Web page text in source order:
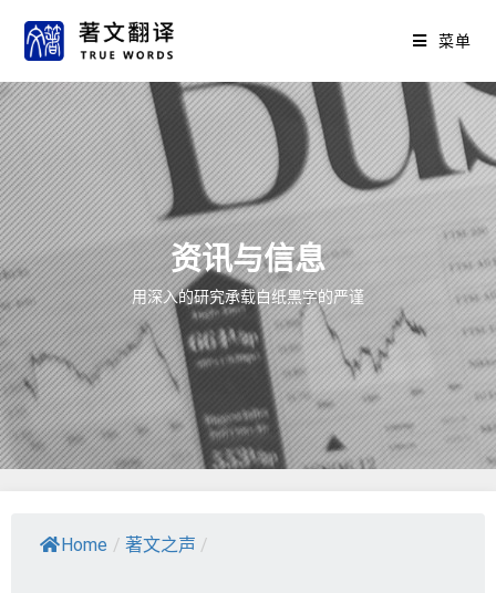
菜单
资讯与信息
用深入的研究承载白纸黑字的严谨
Home / 著文之声 /